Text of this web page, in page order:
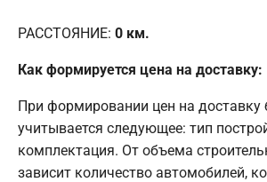
РАССТОЯНИЕ: 0 км.
Как формируется цена на доставку:
При формировании цен на
учитывается следующее: тип
комплектация. От объема
зависит количество автомобилей,